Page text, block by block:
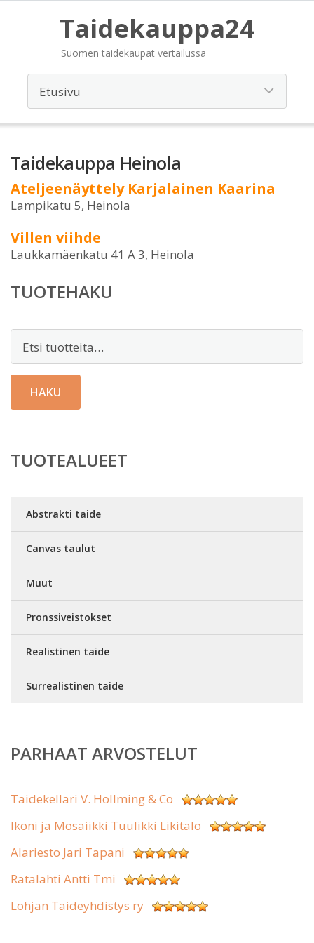
Taidekauppa24
Suomen taidekaupat vertailussa
Taidekauppa Heinola
Ateljeenäyttely Karjalainen Kaarina
Lampikatu 5, Heinola
Villen viihde
Laukkamäenkatu 41 A 3, Heinola
TUOTEHAKU
HAKU
TUOTEALUEET
Abstrakti taide
Canvas taulut
Muut
Pronssiveistokset
Realistinen taide
Surrealistinen taide
PARHAAT ARVOSTELUT
Taidekellari V. Hollming & Co
Ikoni ja Mosaiikki Tuulikki Likitalo
Alariesto Jari Tapani
Ratalahti Antti Tmi
Lohjan Taideyhdistys ry